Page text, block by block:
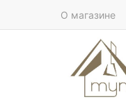
О магазине